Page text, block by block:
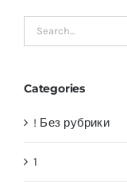
Search
for:
Categories
! Без рубрики
1